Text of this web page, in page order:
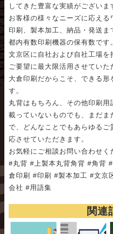
してきた豊富な実績がございま
お客様の様々なニーズに応える
印刷、製本加工、納品・発送ま
都内有数印刷機器の保有数です。
文京区に自社および自社工場
ご要望に最大限活用させていた
大倉印刷だからこそ、できる形
す。
丸背はもちろん、その他印刷用
載っていないものでも、まだ
で、どんなことでもあらゆる
応させていただきます。
お気軽にご相談お問い合わせく
#丸背 #上製本丸背角背 #角背
倉印刷 #印刷 #製本加工 #文京
会社 #用語集
関連